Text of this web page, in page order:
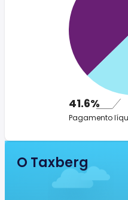
41.6%
Pagamento
O Taxberg